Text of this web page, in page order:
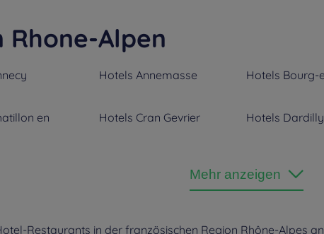
Rhone-Alpen
Hotels Annemasse Hotels Bourg-
en
Hotels Cran Gevrier Hotels Dardilly
Mehr anzeigen
Restaurants in der französischen Region Rhône-Alpes